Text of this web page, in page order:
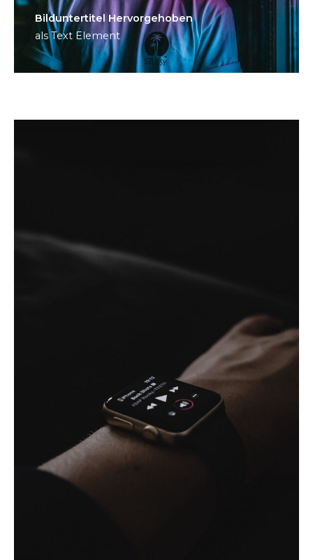
Bild­unter­titel Hervorgehoben
als Text Element